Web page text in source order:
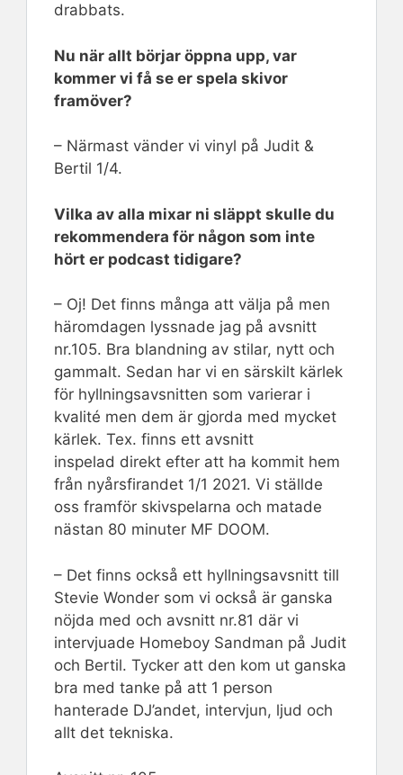
drabbats.
Nu när allt börjar öppna upp, var
kommer vi få se er spela skivor
framöver?
– Närmast vänder vi vinyl på Judit &
Bertil 1/4.
Vilka av alla mixar ni släppt skulle du
rekommendera för någon som inte
hört er podcast tidigare?
– Oj! Det finns många att välja på men
häromdagen lyssnade jag på avsnitt
nr.105. Bra blandning av stilar, nytt och
gammalt. Sedan har vi en särskilt kärlek
för hyllningsavsnitten som varierar i
kvalité men dem är gjorda med mycket
kärlek. Tex. finns ett avsnitt
inspelad direkt efter att ha kommit hem
från nyårsfirandet 1/1 2021. Vi ställde
oss framför skivspelarna och matade
nästan 80 minuter MF DOOM.
– Det finns också ett hyllningsavsnitt till
Stevie Wonder som vi också är ganska
nöjda med och avsnitt nr.81 där vi
intervjuade Homeboy Sandman på Judit
och Bertil. Tycker att den kom ut ganska
bra med tanke på att 1 person
hanterade DJ’andet, intervjun, ljud och
allt det tekniska.